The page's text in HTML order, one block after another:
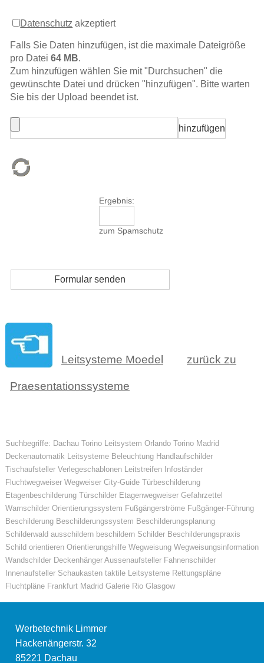
Datenschutz akzeptiert
Falls Sie Daten hinzufügen, ist die maximale Dateigröße
pro Datei 64 MB.
Zum hinzufügen wählen Sie mit "Durchsuchen" die
gewünschte Datei und drücken "hinzufügen". Bitte warten
Sie bis der Upload beendet ist.
Ergebnis:
zum Spamschutz
Leitsysteme Moedel zurück zu
Praesentationssysteme
Suchbegriffe: Dachau Torino Leitsystem Orlando Torino Madrid
Deckenautomatik Leitsysteme Beleuchtung Handlaufschilder
Tischaufsteller Verlegeschablonen Leitstreifen Infoständer
Fluchtwegweiser Wegweiser City-Guide Türbeschilderung
Etagenbeschilderung Türschilder Etagenwegweiser Gefahrzettel
Warnschilder Orientierungssystem Fußgängerströme Fußgänger-Führung
Beschilderung Beschilderungssystem Beschilderungsplanung
Schilderwald ausschildern beschildern Schilder Beschilderungspraxis
Schild orientieren Orientierungshilfe Wegweisung Wegweisungsinformation
Wandschilder Deckenhänger Aussenaufsteller Fahnenschilder
Innenaufsteller Schaukasten taktile Leitsysteme Rettungspläne
Fluchtpläne Frankfurt Madrid Galerie Rio Glasgow
Werbetechnik Limmer
Hackenängerstr. 32
85221 Dachau